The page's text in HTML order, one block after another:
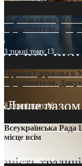
35 років свободи
Предстоятеля.
3 тижні тому 13
Церква і держава в
Предстоятеля.
3 тижні тому16
Всеукраїнська Рада
місце всім
3 тижні тому14